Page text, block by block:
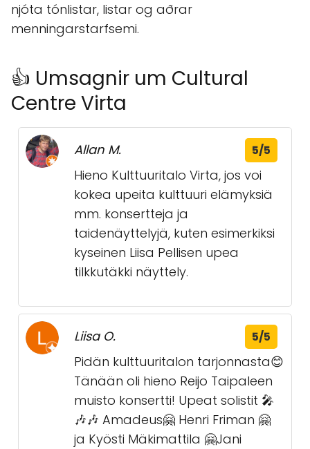
njóta tónlistar, listar og aðrar
menningarstarfsemi.
👍 Umsagnir um Cultural
Centre Virta
Allan M. 5/5
Hieno Kulttuuritalo Virta, jos voi
kokea upeita kulttuuri elämyksiä
mm. konsertteja ja
taidenäyttelyjä, kuten esimerkiksi
kyseinen Liisa Pellisen upea
tilkkutäkki näyttely.
Liisa O. 5/5
Pidän kulttuuritalon tarjonnasta😊
Tänään oli hieno Reijo Taipaleen
muisto konsertti! Upeat solistit 🎤
🎶🎶 Amadeus🤗 Henri Friman 🤗
ja Kyösti Mäkimattila 🤗Jani